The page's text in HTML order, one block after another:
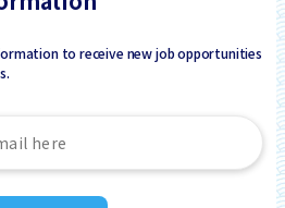
to receive new job opportunities